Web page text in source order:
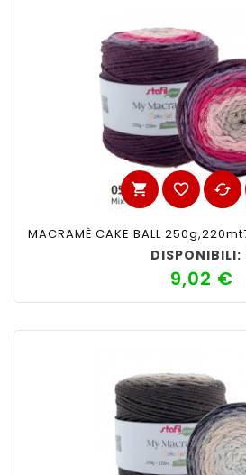
shopping_cart favorite_border cached
DISPONIBILI:
9,02 €